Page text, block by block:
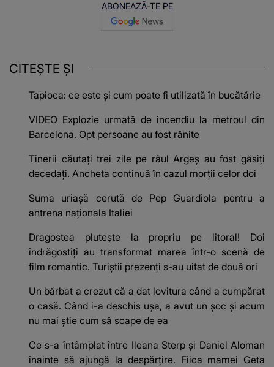
ABONEAZĂ-TE PE
CITEȘTE ȘI
Tapioca: ce este și cum poate fi utilizată în bucătărie
VIDEO Explozie urmată de incendiu la metroul din
Barcelona. Opt persoane au fost rănite
Tinerii căutați trei zile pe râul Argeș au fost găsiți
decedați. Ancheta continuă în cazul morții celor doi
Suma uriașă cerută de Pep Guardiola pentru a
antrena naționala Italiei
Dragostea plutește la propriu pe litoral! Doi
îndrăgostiți au transformat marea într-o scenă de
film romantic. Turiștii prezenți s-au uitat de două ori
Un bărbat a crezut că a dat lovitura când a cumpărat
o casă. Când i-a deschis ușa, a avut un șoc și acum
nu mai știe cum să scape de ea
Ce s-a întâmplat între Ileana Sterp și Daniel Aloman
înainte să ajungă la despărțire. Fiica mamei Geta